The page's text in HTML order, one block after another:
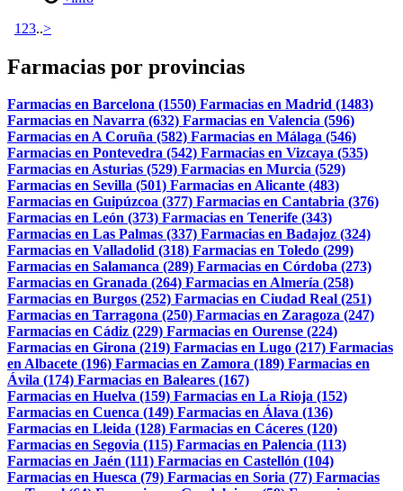
1 23..>
Farmacias por provincias
Farmacias en Barcelona (1550) Farmacias en Madrid (1483)
Farmacias en Navarra (632) Farmacias en Valencia (596)
Farmacias en A Coruña (582) Farmacias en Málaga (546)
Farmacias en Pontevedra (542) Farmacias en Vizcaya (535)
Farmacias en Asturias (529) Farmacias en Murcia (529)
Farmacias en Sevilla (501) Farmacias en Alicante (483)
Farmacias en Guipúzcoa (377) Farmacias en Cantabria (376)
Farmacias en León (373) Farmacias en Tenerife (343)
Farmacias en Las Palmas (337) Farmacias en Badajoz (324)
Farmacias en Valladolid (318) Farmacias en Toledo (299)
Farmacias en Salamanca (289) Farmacias en Córdoba (273)
Farmacias en Granada (264) Farmacias en Almería (258)
Farmacias en Burgos (252) Farmacias en Ciudad Real (251)
Farmacias en Tarragona (250) Farmacias en Zaragoza (247)
Farmacias en Cádiz (229) Farmacias en Ourense (224)
Farmacias en Girona (219) Farmacias en Lugo (217) Farmacias
en Albacete (196) Farmacias en Zamora (189) Farmacias en
Ávila (174) Farmacias en Baleares (167)
Farmacias en Huelva (159) Farmacias en La Rioja (152)
Farmacias en Cuenca (149) Farmacias en Álava (136)
Farmacias en Lleida (128) Farmacias en Cáceres (120)
Farmacias en Segovia (115) Farmacias en Palencia (113)
Farmacias en Jaén (111) Farmacias en Castellón (104)
Farmacias en Huesca (79) Farmacias en Soria (77) Farmacias